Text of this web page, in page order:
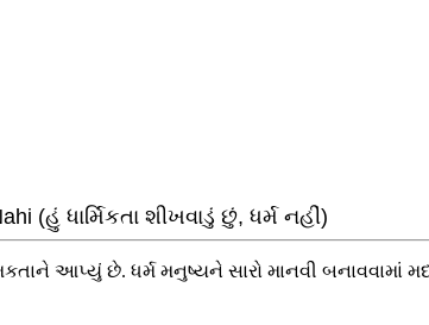
(હું ધાર્મિકતા શીખવાડું છું, ધર્મ નહીં)
આપ્યું છે. ધર્મ મનુષ્યને સારો માનવી